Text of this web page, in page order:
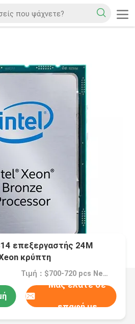
επεξεργαστής 24M
κρύπτη
Τιμή：$700-720 pcs Negotiable
Μας ελάτε σε
επαφή με